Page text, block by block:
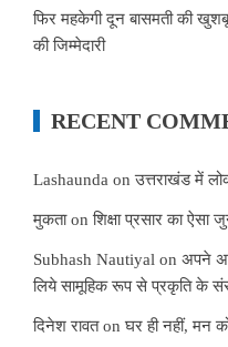
फिर महकेगी दून बासमती की
की जिम्मेदारी
RECENT
Lashaunda onउत्तराखंड में
मुकताonशिक्षा प्रसार का ऐसा
Subhash Nautiyal on अपने
लिये सामूहिक रूप से प्रकृति के
दिनेश रावतonघर ही नहीं, मन